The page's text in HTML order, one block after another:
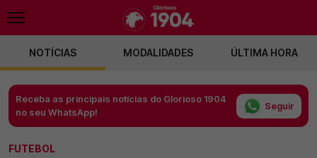
NOTÍCIAS MODALIDADES ÚLTIMA HORA
Receba as principais notícias do Glorioso 1904
no seu WhatsApp!
Seguir
FUTEBOL